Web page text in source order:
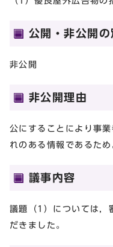
公開・非公開の
非公開
非公開理由
公にすることにより事
れのある情報であるため
議事内容
議題（1）については，
だきました。